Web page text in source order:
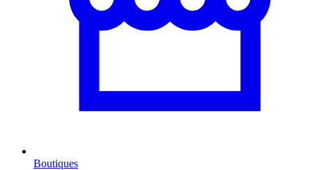
Boutiques